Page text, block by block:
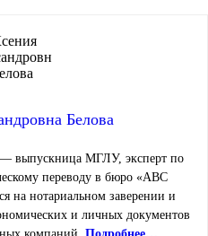
Белова
— выпускница МГЛУ, эксперт по
переводу в бюро «ABC
на нотариальном заверении и
и личных документов